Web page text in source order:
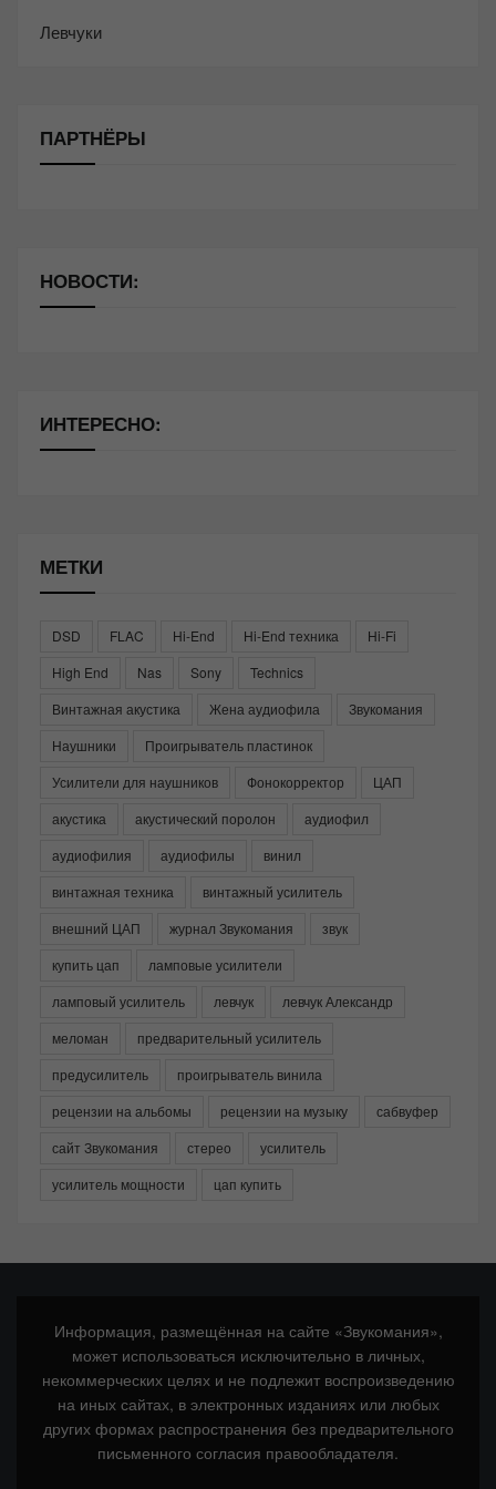
Левчуки
ПАРТНЁРЫ
НОВОСТИ:
ИНТЕРЕСНО:
МЕТКИ
DSD FLAC Hi-End Hi-End техника
Hi-Fi
High End
Nas Sony
Technics
Винтажная акустика
Жена аудиофила
Звукомания
Наушники
Проигрыватель пластинок
Усилители для наушников
Фонокорректор
ЦАП
акустика
акустический поролон
аудиофил
аудиофилия
аудиофилы
винил
винтажная техника
винтажный усилитель
внешний ЦАП
журнал Звукомания
звук
купить цап
ламповые усилители
ламповый усилитель
левчук
левчук Александр
меломан
предварительный усилитель
предусилитель
проигрыватель винила
рецензии на альбомы
рецензии на музыку
сабвуфер
сайт Звукомания
стерео
усилитель
усилитель мощности
цап купить
Информация, размещённая на сайте «Звукомания»,
может использоваться исключительно в личных,
некоммерческих целях и не подлежит воспроизведению
на иных сайтах, в электронных изданиях или любых
других формах распространения без предварительного
письменного согласия правообладателя.